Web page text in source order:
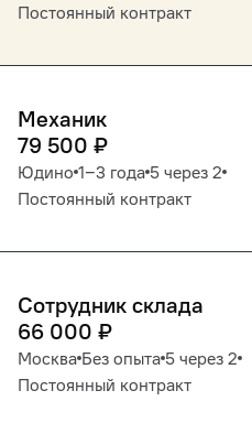
Постоянный контракт
Механик
79 500 ₽
Юдино 1‒3 года 5 через 2
Постоянный контракт
Сотрудник склада
66 000 ₽
Москва Без опыта 5 через 2
Постоянный контракт